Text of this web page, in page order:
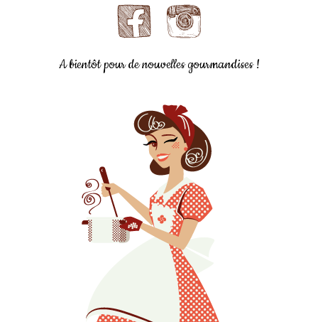
A bientôt pour de nouvelles gourmandises !